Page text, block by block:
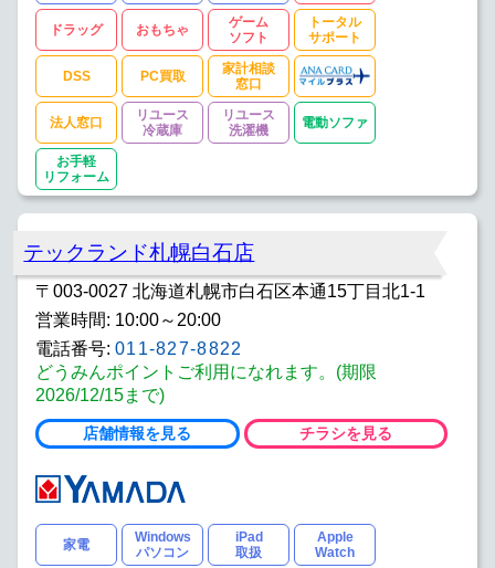
ドラッグ おもちゃ
ゲーム
ソフト
トータル
サポート
DSS PC買取
家計相談
窓口
法人窓口
リユース
冷蔵庫
リユース
洗濯機
電動ソファ
お手軽
リフォーム
テックランド札幌白石店
〒003-0027 北海道札幌市白石区本通15丁目北1-1
営業時間: 10:00～20:00
電話番号: 011-827-8822
どうみんポイントご利用になれます。(期限
2026/12/15まで)
店舗情報を見る チラシを見る
家電
Windows
パソコン
iPad
取扱
Apple
Watch